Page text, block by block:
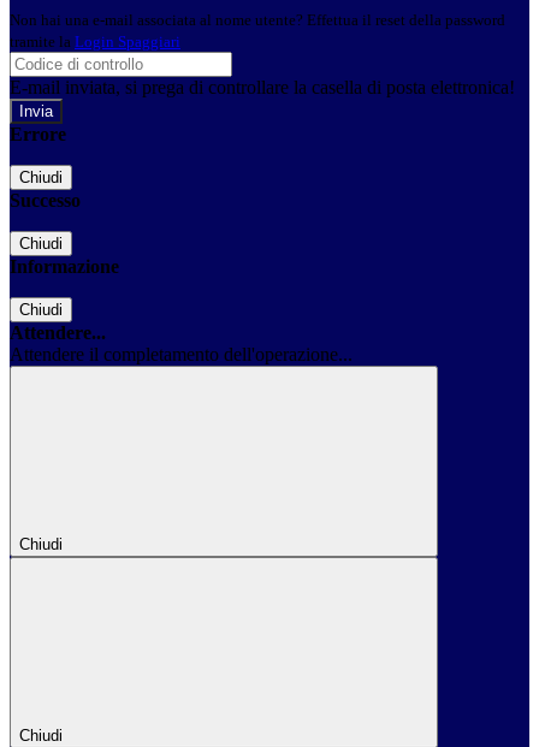
Non hai una e-mail associata al nome utente? Effettua il reset della password
tramite la Login Spaggiari
E-mail inviata, si prega di controllare la casella di posta elettronica!
Errore
Chiudi
Successo
Chiudi
Informazione
Chiudi
Attendere...
Attendere il completamento dell'operazione...
Chiudi
Chiudi